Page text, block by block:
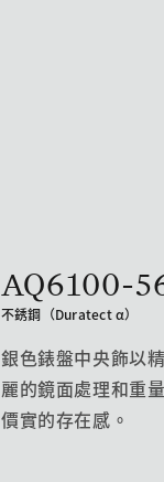
AQ6100-
不銹鋼（Duratect α）
銀色錶盤中央飾以
麗的鏡面處理和重
價實的存在感。